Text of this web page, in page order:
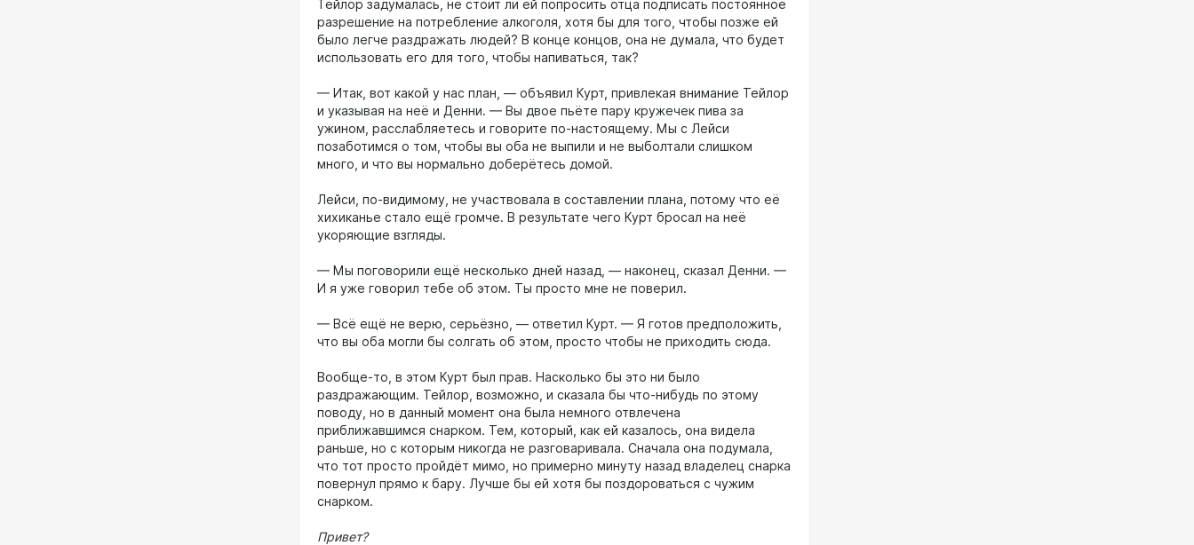
Тейлор задумалась, не стоит ли ей попросить отца подписать постоянное
разрешение на потребление алкоголя, хотя бы для того, чтобы позже ей
было легче раздражать людей? В конце концов, она не думала, что будет
использовать его для того, чтобы напиваться, так?
— Итак, вот какой у нас план, — объявил Курт, привлекая внимание Тейлор
и указывая на неё и Денни. — Вы двое пьёте пару кружечек пива за
ужином, расслабляетесь и говорите по-настоящему. Мы с Лейси
позаботимся о том, чтобы вы оба не выпили и не выболтали слишком
много, и что вы нормально доберётесь домой.
Лейси, по-видимому, не участвовала в составлении плана, потому что её
хихиканье стало ещё громче. В результате чего Курт бросал на неё
укоряющие взгляды.
— Мы поговорили ещё несколько дней назад, — наконец, сказал Денни. —
И я уже говорил тебе об этом. Ты просто мне не поверил.
— Всё ещё не верю, серьёзно, — ответил Курт. — Я готов предположить,
что вы оба могли бы солгать об этом, просто чтобы не приходить сюда.
Вообще-то, в этом Курт был прав. Насколько бы это ни было
раздражающим. Тейлор, возможно, и сказала бы что-нибудь по этому
поводу, но в данный момент она была немного отвлечена
приближавшимся снарком. Тем, который, как ей казалось, она видела
раньше, но с которым никогда не разговаривала. Сначала она подумала,
что тот просто пройдёт мимо, но примерно минуту назад владелец снарка
повернул прямо к бару. Лучше бы ей хотя бы поздороваться с чужим
снарком.
Привет?